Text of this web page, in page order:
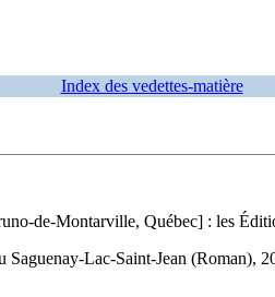
Index des vedettes-matière
de-Montarville, Québec] : les
Lac-Saint-Jean (Roman),